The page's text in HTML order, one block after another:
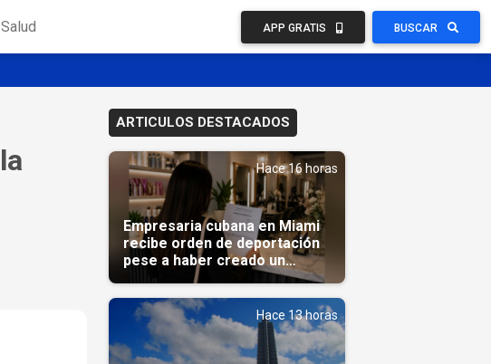
Salud APP GRATIS BUSCAR
ARTICULOS DESTACADOS
Hace 16 horas
Empresaria cubana en Miami
recibe orden de deportación
pese a haber creado un
Hace 13 horas